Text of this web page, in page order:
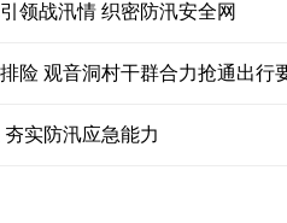
领战汛情 织密防汛安全网
险 观音洞村干群合力抢通出行
实防汛应急能力